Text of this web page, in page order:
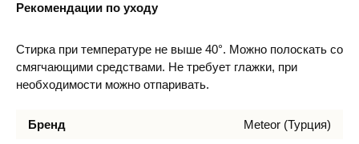
Рекомендации по уходу
Стирка при температуре не выше 40°. Можно полоскать со
смягчающими средствами. Не требует глажки, при
необходимости можно отпаривать.
Бренд Meteor (Турция)